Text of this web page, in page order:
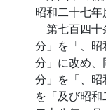
昭和二十七年
第七百四
分」を「、
分」に改め
分」を「、昭
を「及び昭